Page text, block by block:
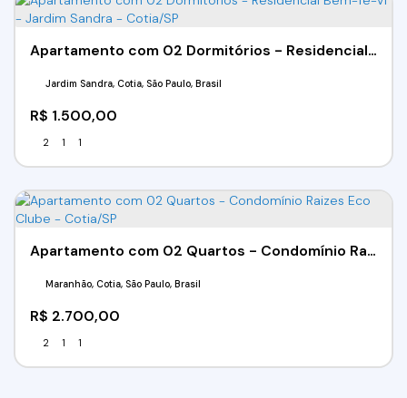
Apartamento com 02 Dormitórios - Residencial Bem-Te-Vi - Jardim Sandra - Cotia/SP
R$ 1.500,00
Jardim Sandra, Cotia, São Paulo, Brasil
2 1 1
Apartamento com 02 Quartos - Condomínio Raizes Eco Clube - Cotia/SP
R$ 2.700,00
Maranhão, Cotia, São Paulo, Brasil
2 1 1